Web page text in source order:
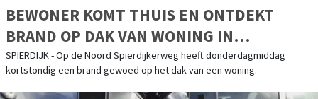
BEWONER KOMT THUIS EN ONTDEKT
BRAND OP DAK VAN WONING IN
SPIERDIJK
SPIERDIJK - Op de Noord Spierdijkerweg heeft donderdagmiddag
kortstondig een brand gewoed op het dak van een woning.